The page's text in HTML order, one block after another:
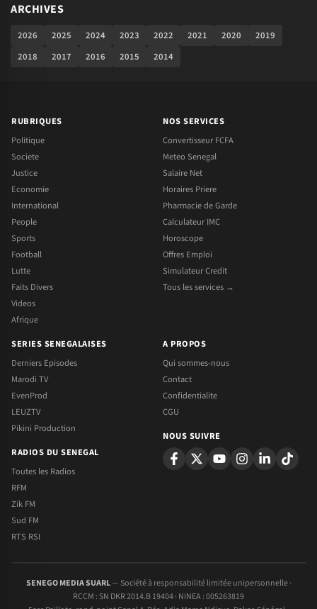
ARCHIVES
2026 2025 2024 2023 2022 2021 2020
2019
2018
2017 2016 2015 2014
RUBRIQUES
Politique
Societe
Justice
Economie
International
People
Sports
Football
Lutte
Faits Divers
Videos
Afrique
NOS SERVICES
Convertisseur FCFA
Meteo Senegal
Salaire Net
Horaires Priere
Pharmacie de Garde
Calculateur IMC
Horoscope
Offres Emploi
Simulateur Credit
Tous les services →
SERIES SENEGALAISES
Derniers Episodes
Marodi TV
EvenProd
LEUZTV
Pikini Production
RADIOS DU SENEGAL
Toutes les Radios
RFM
Zik FM
Sud FM
RTS RSI
A PROPOS
Qui sommes-nous
Contact
Confidentialite
CGU
NOUS SUIVRE
SENEGO MEDIA SUARL— Société à responsabilité limitée unipersonnelle ·
RCCM : SN DKR 2014.B 19404 · NINEA : 005263819